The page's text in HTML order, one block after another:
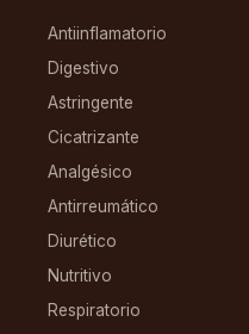
Antiinflamatorio
Digestivo
Astringente
Cicatrizante
Analgésico
Antirreumático
Diurético
Nutritivo
Respiratorio